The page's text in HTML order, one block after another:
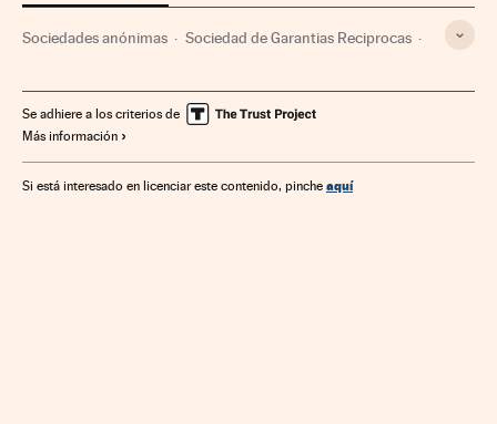
Sociedades anónimas Sociedad de Garantias Reciprocas
Servicios bancarios Banca Finanzas Empresas
Se adhiere a los criterios de
Más información
Si está interesado en licenciar este contenido, pinche aquí